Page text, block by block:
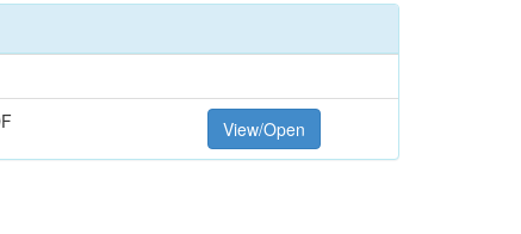
View/Open